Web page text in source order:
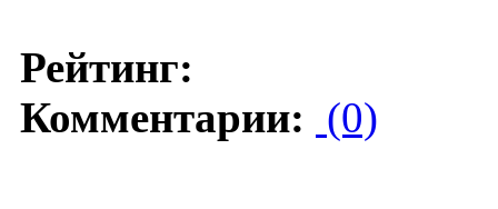
Рейтинг:
Комментарии: (0)